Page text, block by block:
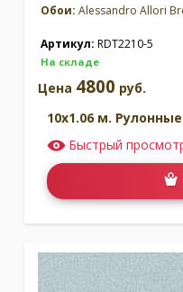
Обои: Alessandro Allori
Артикул: RDT2210-5
На складе
Цена 4800 руб.
10x1.06 м.
Быстрый